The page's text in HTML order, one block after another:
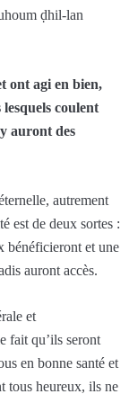
ḍhil-lan
ont agi en bien,
coulent
auront des
autrement
est de deux sortes :
bénéficieront et une
auront accès.
et
fait qu’ils seront
en bonne santé et
tous heureux, ils ne